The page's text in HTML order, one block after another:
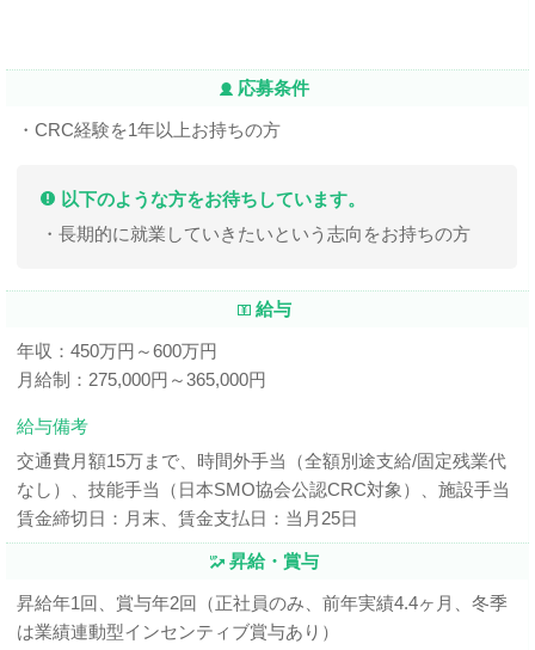
応募条件
・CRC経験を1年以上お持ちの方
以下のような方をお待ちしています。
・長期的に就業していきたいという志向をお持ちの方
給与
年収：450万円～600万円
月給制：275,000円～365,000円
給与備考
交通費月額15万まで、時間外手当（全額別途支給/固定残業代
なし）、技能手当（日本SMO協会公認CRC対象）、施設手当
賃金締切日：月末、賃金支払日：当月25日
昇給・賞与
昇給年1回、賞与年2回（正社員のみ、前年実績4.4ヶ月、冬季
は業績連動型インセンティブ賞与あり）